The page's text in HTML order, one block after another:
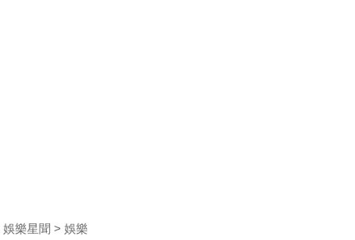
娛樂星聞 娛樂